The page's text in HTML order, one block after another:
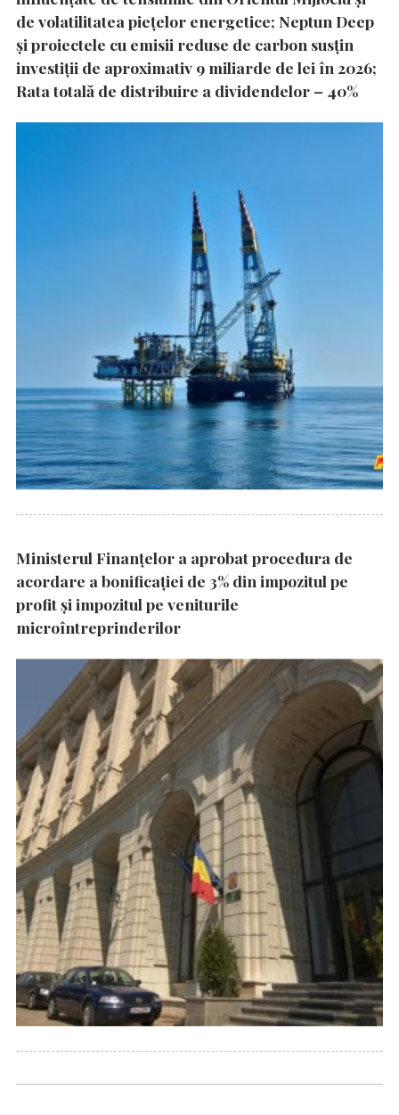
de volatilitatea piețelor energetice; Neptun Deep
și proiectele cu emisii reduse de carbon susțin
investiții de aproximativ 9 miliarde de lei în 2026;
Rata totală de distribuire a dividendelor – 40%
Ministerul Finanțelor a aprobat procedura de
acordare a bonificației de 3% din impozitul pe
profit și impozitul pe veniturile
microîntreprinderilor